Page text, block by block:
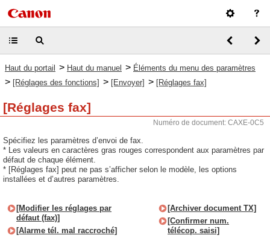
Haut du portail > Haut du manuel > Éléments du menu des paramètres
> [Réglages des fonctions] > [Envoyer] > [Réglages fax]
[Réglages fax]
Numéro de document: CAXE-0C5
Spécifiez les paramètres d’envoi de fax.
* Les valeurs en caractères gras rouges correspondent aux paramètres par
défaut de chaque élément.
* [Réglages fax] peut ne pas s’afficher selon le modèle, les options
installées et d’autres paramètres.
[Modifier les réglages par
défaut (fax)]
[Alarme tél. mal raccroché]
[Archiver document TX]
[Confirmer num.
télécop. saisi]